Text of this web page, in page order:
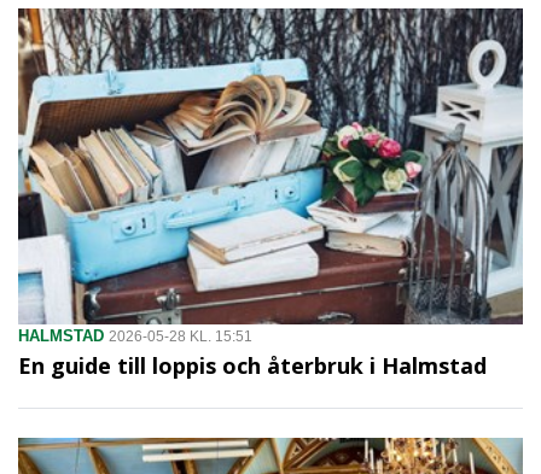
HALMSTAD 2026-05-28 KL. 15:51
En guide till loppis och återbruk i Halmstad